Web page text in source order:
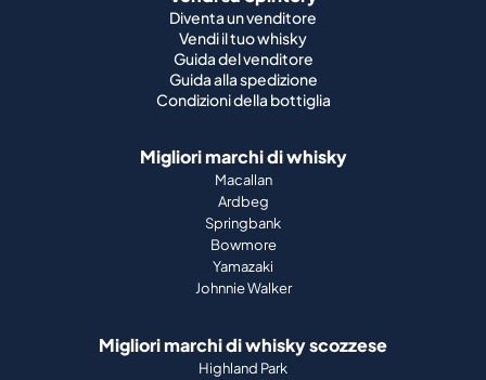
Diventa un venditore
Vendi il tuo whisky
Guida del venditore
Guida alla spedizione
Condizioni della bottiglia
Migliori marchi di whisky
Macallan
Ardbeg
Springbank
Bowmore
Yamazaki
Johnnie Walker
Migliori marchi di whisky scozzese
Highland Park